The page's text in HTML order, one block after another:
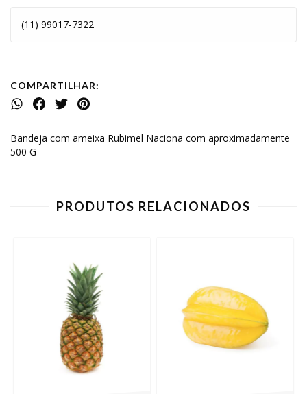
(11) 99017-7322
COMPARTILHAR:
Bandeja com ameixa Rubimel Naciona com aproximadamente
500 G
PRODUTOS RELACIONADOS